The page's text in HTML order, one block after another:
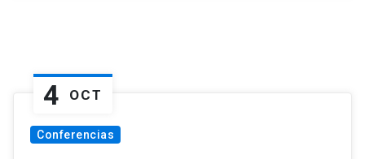
4 OCT
Conferencias